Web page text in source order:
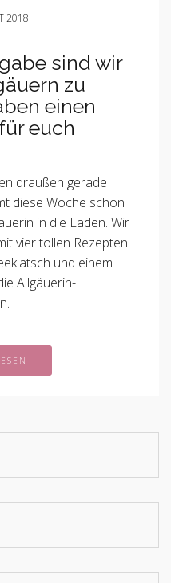
2018
sind wir
zu
einen
euch
draußen gerade
diese Woche schon
in die Läden. Wir
vier tollen Rezepten
und einem
Allgäuerin-